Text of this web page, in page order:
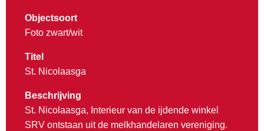
Objectsoort
Foto zwart/wit
Titel
St. Nicolaasga
Beschrijving
St. Nicolaasga, Interieur van de ijdende winkel
SRV ontstaan uit de melkhandelaren vereniging.